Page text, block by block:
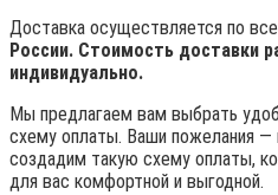
Доставка осуществляется по
России. Стоимость доставки
индивидуально.
Мы предлагаем вам выбрать
схему оплаты. Ваши пожелания
создадим такую схему оплаты,
для вас комфортной и выгодной.